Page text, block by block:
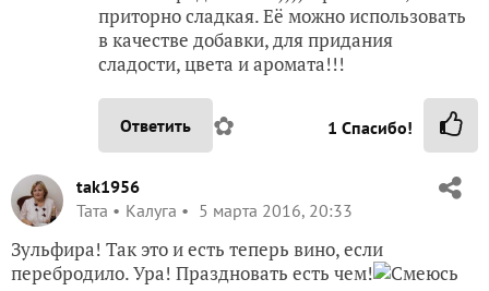
приторно сладкая. Её можно использовать
в качестве добавки, для придания
сладости, цвета и аромата!!!
Ответить ✿ 1 Спасибо!
tak1956
Taта
Калуга 5 марта 2016, 20:33
Зульфира! Так это и есть теперь вино, если
перебродило. Ура! Праздновать есть чем!